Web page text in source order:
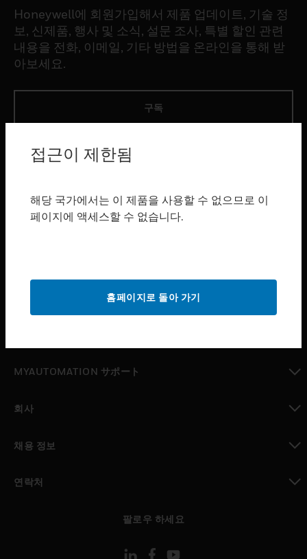
Honeywell에 회원가입해서 제품 업데이트, 기술 정
보, 신제품, 행사 및 소식, 설문 조사, 특별 할인 관련
내용을 전화, 이메일, 기타 방법을 온라인을 통해 받
아보세요.
구독
제품
toggle view
서비스
MYAUTOMATION サポート
회사
채용 정보
연락처
팔로우 하세요
접근이 제한됨
해당 국가에서는 이 제품을 사용할 수 없으므로 이
페이지에 액세스할 수 없습니다.
홈페이지로 돌아 가기